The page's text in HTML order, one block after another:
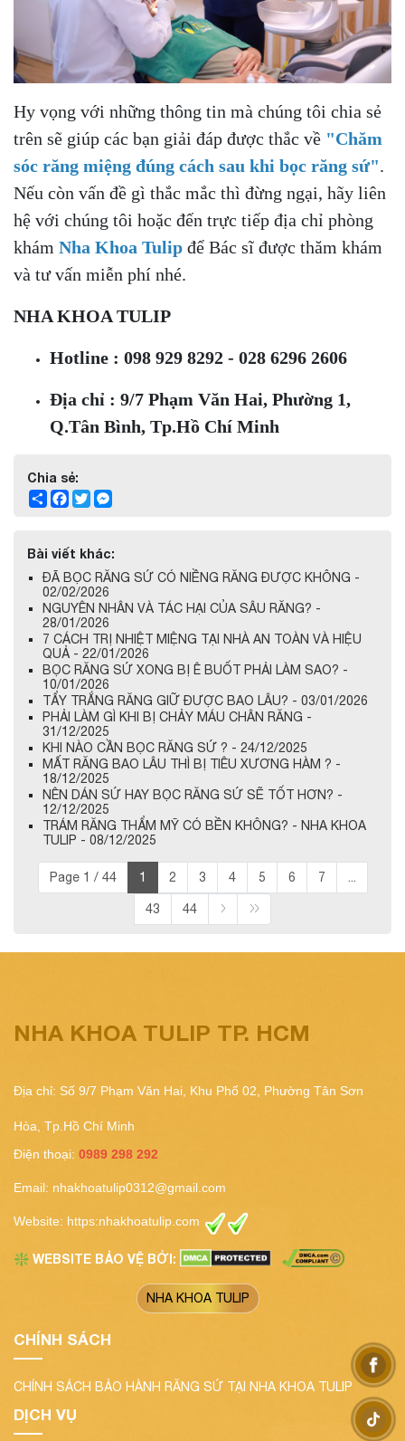
Hy vọng với những thông tin mà chúng tôi chia sẻ
trên sẽ giúp các bạn giải đáp được thắc về "Chăm
sóc răng miệng đúng cách sau khi bọc răng sứ".
Nếu còn vấn đề gì thắc mắc thì đừng ngại, hãy liên
hệ với chúng tôi hoặc đến trực tiếp địa chỉ phòng
khám Nha Khoa Tulip để Bác sĩ được thăm khám
và tư vấn miễn phí nhé.
NHA KHOA TULIP
Hotline : 098 929 8292 - 028 6296 2606
Địa chỉ : 9/7 Phạm Văn Hai, Phường 1,
Q.Tân Bình, Tp.Hồ Chí Minh
Chia sẻ:
ShareFacebook
Twitter
Bài viết khác:
ĐÃ BỌC RĂNG SỨ CÓ NIỀNG RĂNG ĐƯỢC KHÔNG -
02/02/2026
NGUYÊN NHÂN VÀ TÁC HẠI CỦA SÂU RĂNG? -
28/01/2026
7 CÁCH TRỊ NHIỆT MIỆNG TẠI NHÀ AN TOÀN VÀ HIỆU
QUẢ - 22/01/2026
BỌC RĂNG SỨ XONG BỊ Ê BUỐT PHẢI LÀM SAO? -
10/01/2026
TẨY TRẮNG RĂNG GIỮ ĐƯỢC BAO LÂU? - 03/01/2026
PHẢI LÀM GÌ KHI BỊ CHẢY MÁU CHÂN RĂNG -
31/12/2025
KHI NÀO CẦN BỌC RĂNG SỨ ? - 24/12/2025
MẤT RĂNG BAO LÂU THÌ BỊ TIÊU XƯƠNG HÀM ? -
18/12/2025
NÊN DÁN SỨ HAY BỌC RĂNG SỨ SẼ TỐT HƠN? -
12/12/2025
TRÁM RĂNG THẨM MỸ CÓ BỀN KHÔNG? - NHA KHOA
TULIP - 08/12/2025
Page 1 / 44 1 2 3 4 5 6 7 ...
43 44
NHA KHOA TULIP TP. HCM
Địa chỉ: Số 9/7 Phạm Văn Hai, Khu Phố 02, Phường Tân Sơn
Hòa, Tp.Hồ Chí Minh
Điện thoại: 0989 298 292
Email: nhakhoatulip0312@gmail.com
Website: https:nhakhoatulip.com
❇️ WEBSITE BẢO VỆ BỞI:
NHA KHOA TULIP
CHÍNH SÁCH
CHÍNH SÁCH BẢO HÀNH RĂNG SỨ TẠI NHA KHOA TULIP
DỊCH VỤ